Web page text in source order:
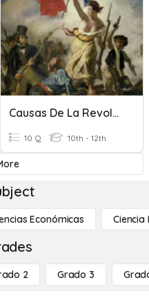
Causas De La Revolución Francesa
10 Q 10th - 12th
Económicas Ciencia
2 Grado 3